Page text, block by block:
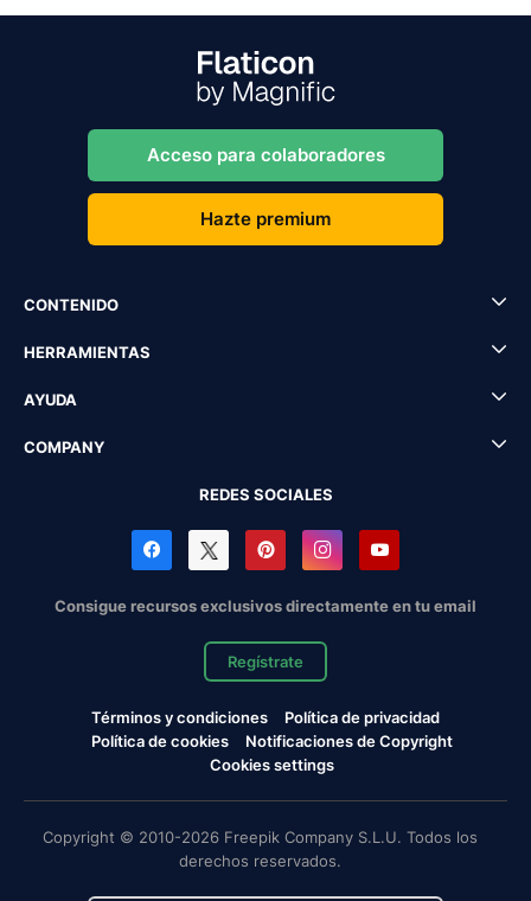
Acceso para colaboradores
Hazte premium
CONTENIDO
HERRAMIENTAS
AYUDA
COMPANY
REDES SOCIALES
Consigue recursos exclusivos directamente en tu email
Regístrate
Términos y condiciones
Política de privacidad
Política de cookies
Notificaciones de Copyright
Cookies settings
Copyright © 2010-2026 Freepik Company S.L.U. Todos los
derechos reservados.